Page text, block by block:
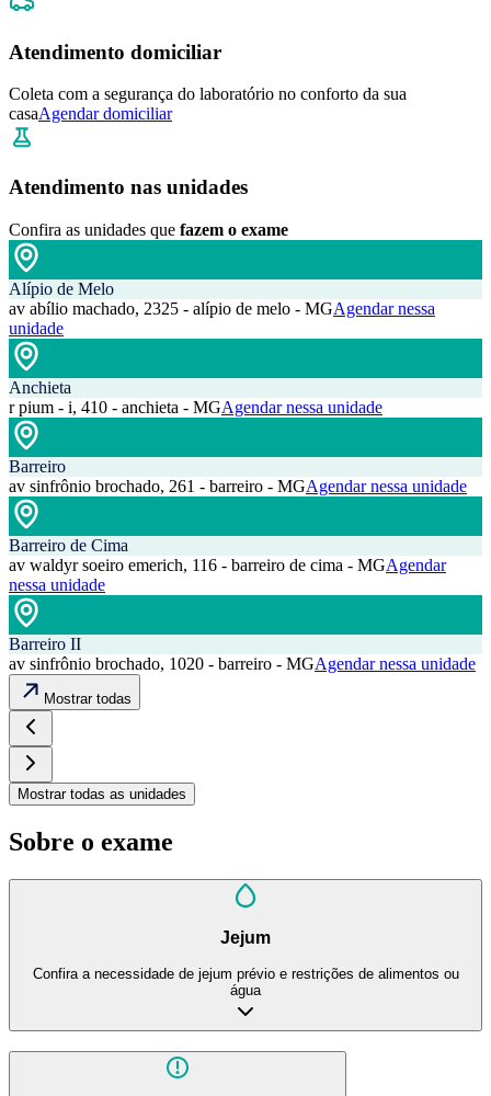
Atendimento domiciliar
Coleta com a segurança do laboratório no conforto da sua
casaAgendar domiciliar
Atendimento nas unidades
Confira as unidades que fazem o exame
Alípio de Melo
av abílio machado, 2325 - alípio de melo - MGAgendar nessa
unidade
Anchieta
r pium - i, 410 - anchieta - MGAgendar nessa unidade
Barreiro
av sinfrônio brochado, 261 - barreiro - MGAgendar nessa unidade
Barreiro de Cima
av waldyr soeiro emerich, 116 - barreiro de cima - MGAgendar
nessa unidade
Barreiro II
av sinfrônio brochado, 1020 - barreiro - MGAgendar nessa unidade
Mostrar todas
Mostrar todas as unidades
Sobre o exame
Jejum
Confira a necessidade de jejum prévio e restrições de alimentos ou
água